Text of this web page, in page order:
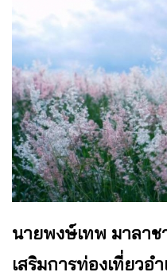
นายพงษ์เทพ มาลาช
เสริมการท่องเที่ยวอ